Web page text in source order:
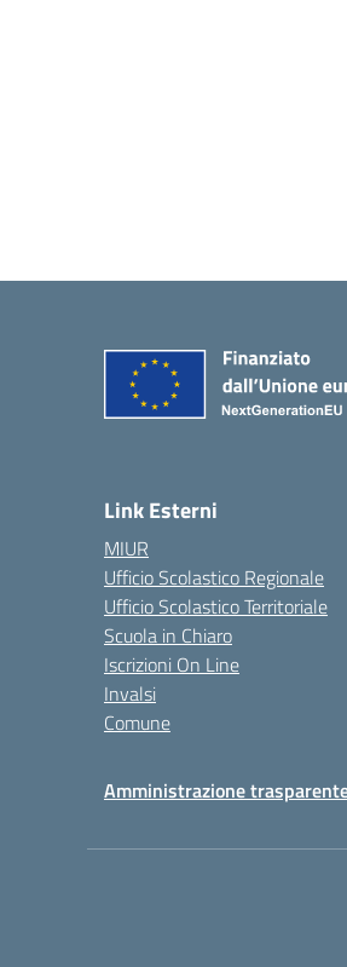
Link Esterni
MIUR
Ufficio Scolastico Regionale
Ufficio Scolastico Territoriale
Scuola in Chiaro
Iscrizioni On Line
Invalsi
Comune
Amministrazione